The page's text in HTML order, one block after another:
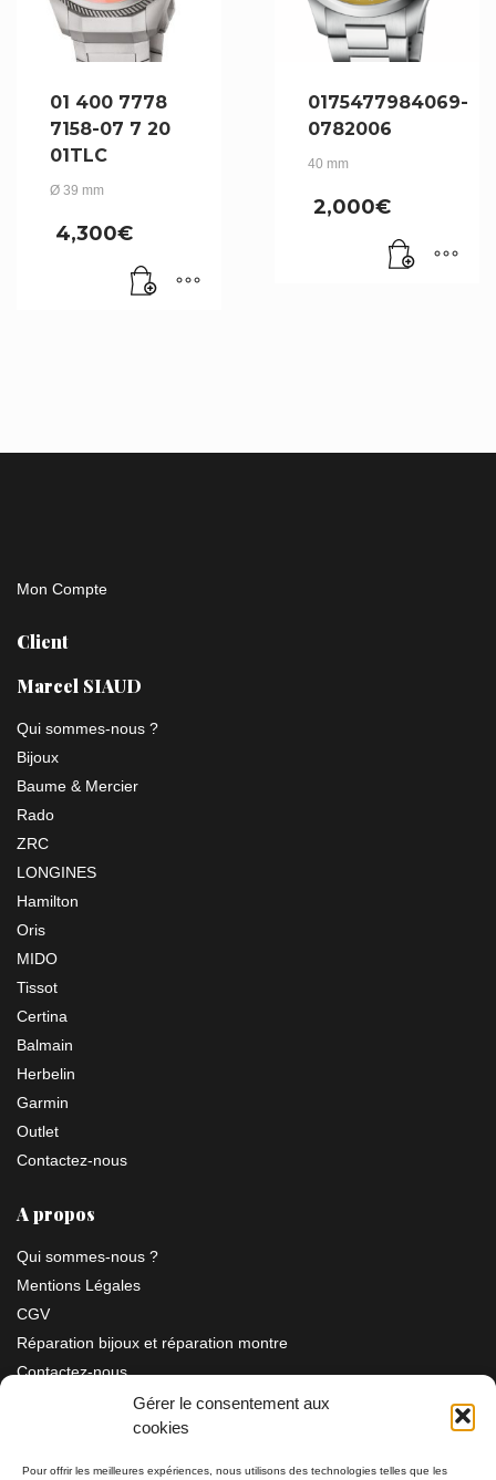
Gérer le consentement aux
cookies
Pour offrir les meilleures expériences, nous utilisons des technologies telles que les
01 400 7778
7158-07 7 20
01TLC
Ø 39 mm
4,300€
0175477984069-
0782006
40 mm
2,000€
Mon Compte
Client
Marcel SIAUD
Qui sommes-nous ?
Bijoux
Baume & Mercier
Rado
ZRC
LONGINES
Hamilton
Oris
MIDO
Tissot
Certina
Balmain
Herbelin
Garmin
Outlet
Contactez-nous
A propos
Qui sommes-nous ?
Mentions Légales
CGV
Réparation bijoux et réparation montre
Contactez-nous
Information